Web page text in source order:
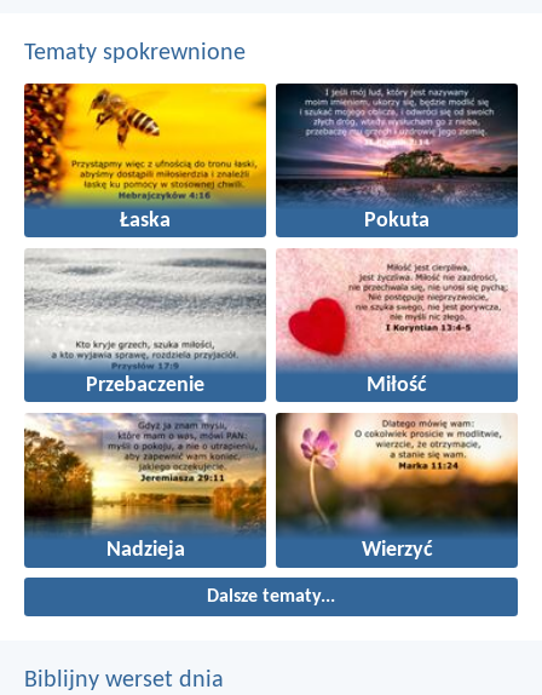
Tematy spokrewnione
Łaska Pokuta
Przebaczenie Miłość
Nadzieja Wierzyć
Dalsze tematy...
Biblijny werset dnia